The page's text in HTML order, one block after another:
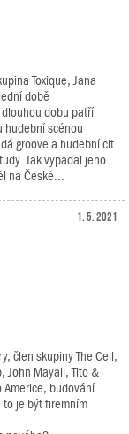
Toxique, Jana
době
dlouhou dobu patří
hudební scénou
groove a hudební cit.
Jak vypadal jeho
na České...
1. 5. 2021
člen skupiny The Cell,
John Mayall, Tito &
Americe, budování
je být firemním